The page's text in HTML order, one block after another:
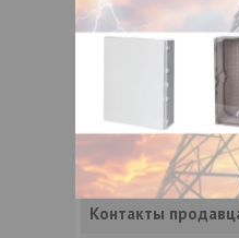
Цвет
PH (раствор 10%)
Удельный вес
Цена без учета НДС
Контакты